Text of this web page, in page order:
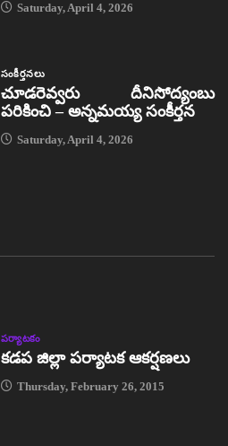
Saturday, April 4, 2026
సంకీర్తనలు
చూడరెవ్వరు దీనిసోద్యంబు
పరికించి – అన్నమయ్య సంకీర్తన
Saturday, April 4, 2026
పర్యాటకం
కడప జిల్లా పర్యాటక ఆకర్షణలు
Thursday, February 26, 2015